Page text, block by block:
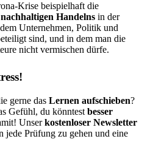
Krise beispielhaft die
Handelns in der
Unternehmen, Politik und
sind, und in dem man die
nicht vermischen dürfe.
gerne das Lernen aufschieben?
Gefühl, du könntest besser
Unserkostenloser Newsletter
jede Prüfung zu gehen und eine